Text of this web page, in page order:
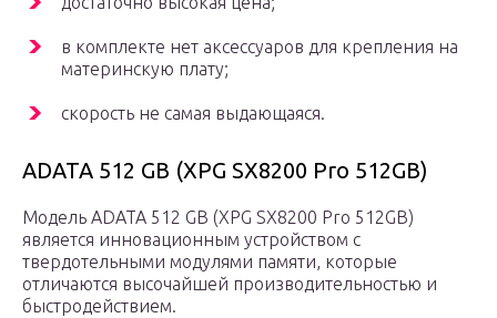
в комплекте нет аксессуаров для крепления на
материнскую плату;
скорость не самая выдающаяся.
ADATA 512 GB (XPG SX8200 Pro 512GB)
Модель ADATA 512 GB (XPG SX8200 Pro 512GB)
является инновационным устройством с
твердотельными модулями памяти, которые
отличаются высочайшей производительностью и
быстродействием.